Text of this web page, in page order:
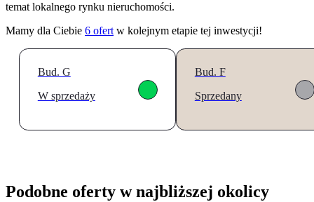
temat lokalnego rynku nieruchomości.
Mamy dla Ciebie 6 ofert w kolejnym etapie tej inwestycji!
Bud. G
W sprzedaży
Bud. F
Sprzedany
Podobne oferty w najbliższej okolicy